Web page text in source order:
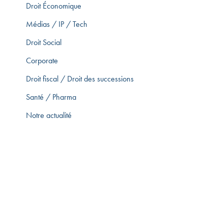
Droit Économique
Médias / IP / Tech
Droit Social
Corporate
Droit fiscal / Droit des successions
Santé / Pharma
Notre actualité